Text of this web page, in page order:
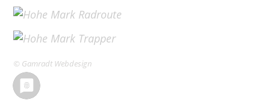
© Gamradt Webdesign